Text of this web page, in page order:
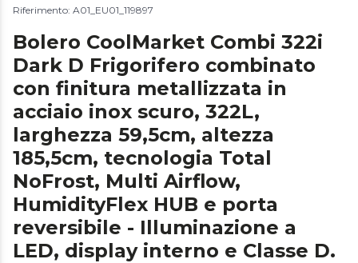
Riferimento: A01_EU01_119897
Bolero CoolMarket Combi 322i
Dark D Frigorifero combinato
con finitura metallizzata in
acciaio inox scuro, 322L,
larghezza 59,5cm, altezza
185,5cm, tecnologia Total
NoFrost, Multi Airflow,
HumidityFlex HUB e porta
reversibile - Illuminazione a
LED, display interno e Classe D.